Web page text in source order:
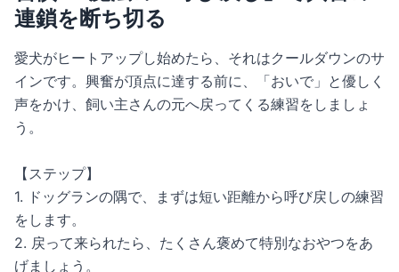
連鎖を断ち切る
愛犬がヒートアップし始めたら、それはクールダウンのサ
インです。興奮が頂点に達する前に、「おいで」と優しく
声をかけ、飼い主さんの元へ戻ってくる練習をしましょ
う。
【ステップ】
1. ドッグランの隅で、まずは短い距離から呼び戻しの練習
をします。
2. 戻って来られたら、たくさん褒めて特別なおやつをあ
げましょう。